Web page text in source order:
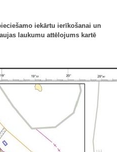
iekārtu ierīkošanai un
laukumu attēlojums kartē